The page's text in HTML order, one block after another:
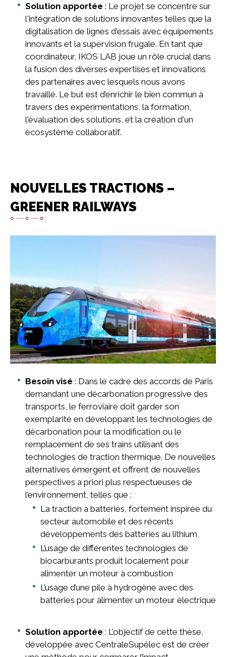
Solution apportée : Le projet se concentre sur
l'intégration de solutions innovantes telles que la
digitalisation de lignes d'essais avec équipements
innovants et la supervision frugale. En tant que
coordinateur, IKOS LAB joue un rôle crucial dans
la fusion des diverses expertises et innovations
des partenaires avec lesquels nous avons
travaillé. Le but est d’enrichir le bien commun à
travers des expérimentations, la formation,
l'évaluation des solutions, et la création d'un
écosystème collaboratif.
NOUVELLES TRACTIONS –
GREENER RAILWAYS
Besoin visé : Dans le cadre des accords de Paris
demandant une décarbonation progressive des
transports, le ferroviaire doit garder son
exemplarité en développant les technologies de
décarbonation pour la modification ou le
remplacement de ses trains utilisant des
technologies de traction thermique. De nouvelles
alternatives émergent et offrent de nouvelles
perspectives a priori plus respectueuses de
l’environnement, telles que :
La traction à batteries, fortement inspirée du
secteur automobile et des récents
développements des batteries au lithium,
L’usage de différentes technologies de
biocarburants produit localement pour
alimenter un moteur à combustion
L’usage d’une pile à hydrogène avec des
batteries pour alimenter un moteur électrique
Solution apportée : L’objectif de cette thèse,
développée avec CentraleSupélec est de créer